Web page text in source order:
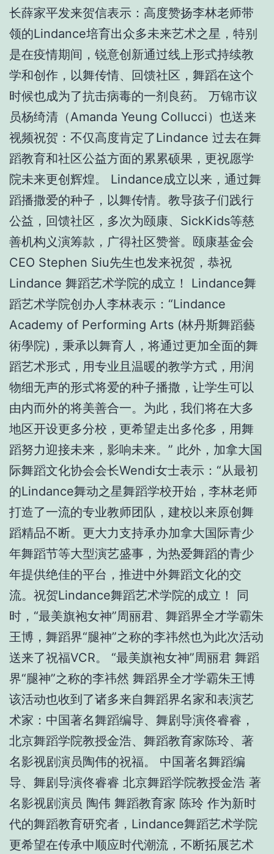
长薛家平发来贺信表示：高度赞扬李林老师带
领的Lindance培育出众多未来艺术之星，特别
是在疫情期间，锐意创新通过线上形式持续教
学和创作，以舞传情、回馈社区，舞蹈在这个
时候也成为了抗击病毒的一剂良药。 万锦市议
员杨绮清（Amanda Yeung Collucci）也送来
视频祝贺：不仅高度肯定了Lindance 过去在舞
蹈教育和社区公益方面的累累硕果，更祝愿学
院未来更创辉煌。 Lindance成立以来，通过舞
蹈播撒爱的种子，以舞传情。教导孩子们践行
公益，回馈社区，多次为颐康、SickKids等慈
善机构义演筹款，广得社区赞誉。颐康基金会
CEO Stephen Siu先生也发来祝贺，恭祝
Lindance 舞蹈艺术学院的成立！ Lindance舞
蹈艺术学院创办人李林表示：“Lindance
Academy of Performing Arts (林丹斯舞蹈藝
術學院)，秉承以舞育人，将通过更加全面的舞
蹈艺术形式，用专业且温暖的教学方式，用润
物细无声的形式将爱的种子播撒，让学生可以
由内而外的将美善合一。为此，我们将在大多
地区开设更多分校，更希望走出多伦多，用舞
蹈努力迎接未来，影响未来。” 此外，加拿大国
际舞蹈文化协会会长Wendi女士表示：“从最初
的Lindance舞动之星舞蹈学校开始，李林老师
打造了一流的专业教师团队，建校以来原创舞
蹈精品不断。更大力支持承办加拿大国际青少
年舞蹈节等大型演艺盛事，为热爱舞蹈的青少
年提供绝佳的平台，推进中外舞蹈文化的交
流。祝贺Lindance舞蹈艺术学院的成立！ 同
时，“最美旗袍女神”周丽君、舞蹈界全才学霸朱
王博，舞蹈界“腿神”之称的李祎然也为此次活动
送来了祝福VCR。 “最美旗袍女神”周丽君 舞蹈
界“腿神”之称的李祎然 舞蹈界全才学霸朱王博
该活动也收到了诸多来自舞蹈界名家和表演艺
术家：中国著名舞蹈编导、舞剧导演佟睿睿，
北京舞蹈学院教授金浩、舞蹈教育家陈玲、著
名影视剧演员陶伟的祝福。 中国著名舞蹈编
导、舞剧导演佟睿睿 北京舞蹈学院教授金浩 著
名影视剧演员 陶伟 舞蹈教育家 陈玲 作为新时
代的舞蹈教育研究者，Lindance舞蹈艺术学院
更希望在传承中顺应时代潮流，不断拓展艺术